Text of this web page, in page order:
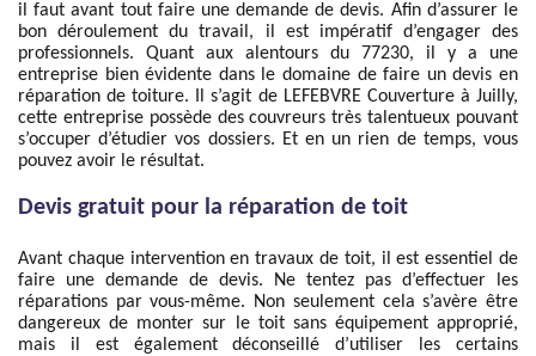
il faut avant tout faire une demande de devis. Afin d’assurer le
bon déroulement du travail, il est impératif d’engager des
professionnels. Quant aux alentours du 77230, il y a une
entreprise bien évidente dans le domaine de faire un devis en
réparation de toiture. Il s’agit de LEFEBVRE Couverture à Juilly,
cette entreprise possède des couvreurs très talentueux pouvant
s’occuper d’étudier vos dossiers. Et en un rien de temps, vous
pouvez avoir le résultat.
Devis gratuit pour la réparation de toit
Avant chaque intervention en travaux de toit, il est essentiel de
faire une demande de devis. Ne tentez pas d’effectuer les
réparations par vous-même. Non seulement cela s’avère être
dangereux de monter sur le toit sans équipement approprié,
mais il est également déconseillé d’utiliser les certains